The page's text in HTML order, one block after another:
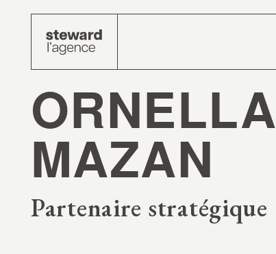
ORNELLA
MAZAN
Partenaire stratégique